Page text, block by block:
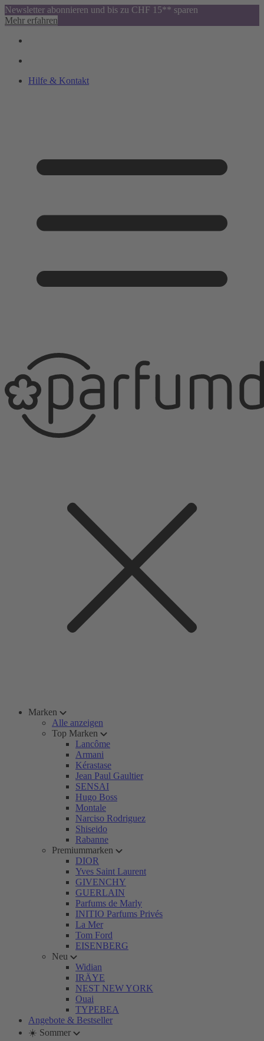
Newsletter abonnieren und bis zu CHF 15** sparen
Mehr erfahren
Hilfe & Kontakt
Marken
Alle anzeigen
Top Marken
Lancôme
Armani
Kérastase
Jean Paul Gaultier
SENSAI
Hugo Boss
Montale
Narciso Rodriguez
Shiseido
Rabanne
Premiummarken
DIOR
Yves Saint Laurent
GIVENCHY
GUERLAIN
Parfums de Marly
INITIO Parfums Privés
La Mer
Tom Ford
EISENBERG
Neu
Widian
IRÄYE
NEST NEW YORK
Ouai
TYPEBEA
Angebote & Bestseller
☀️ Sommer